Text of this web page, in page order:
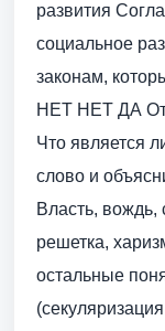
развития
социальное
законам,
НЕТ НЕТ ДА
Что является
слово и
Власть, вождь,
решетка,
остальные